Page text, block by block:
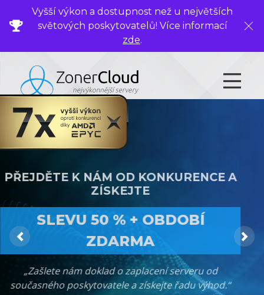
Vyšší výkon a dostupnost než u největších
světových poskytovatelů! Více informací
zde.
PŘEJDĚTE K NÁM OD KONKURENCE A
ZÍSKEJTE
SLEVU 50 % + OBDOBÍ
ZDARMA
„Zašlete nám doklad o zaplacení serveru od
současného poskytovatele a získejte řadu výhod.“
NEJVÝKONNĚJŠÍ VIRTUÁLNÍ SERVERY
NYNÍ SE SLEVOU 30 %
„Nyní sDÁRKEM ke každé objednávcejakéhokoli
Cloud Serveru!“
Previous